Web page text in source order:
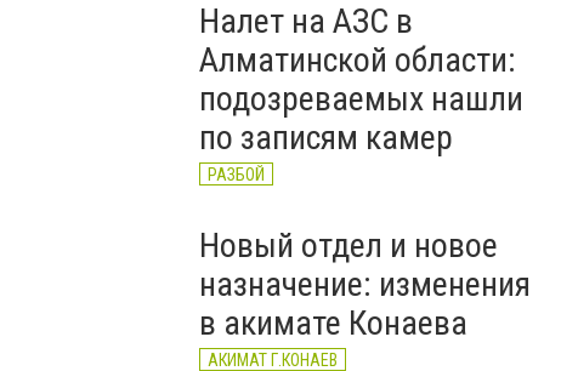
Алматы облысының
мамандандырылған
ауданаралық әкімшілік
сотының төрағасы болып
Роллан Дүйсенбиев
тағайындалды
14:19
4 августа
Налет на АЗС в
Алматинской области:
подозреваемых нашли
по записям камер
РАЗБОЙ
Новый отдел и новое
назначение: изменения
в акимате Конаева
АКИМАТ Г.КОНАЕВ